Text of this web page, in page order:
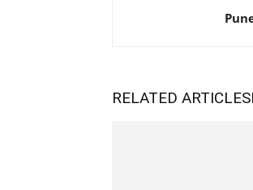
RELATED ARTICLES